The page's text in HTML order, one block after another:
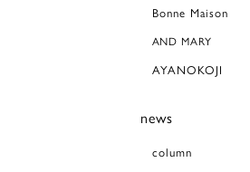
Bonne Maison
AND MARY
AYANOKOJI
news
column